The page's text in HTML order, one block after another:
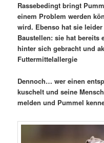
Rassebedingt bringt
einem Problem werden
wird. Ebenso hat sie
Baustellen: sie hat bereits
hinter sich gebracht und
Futtermittelallergie
Dennoch… wer einen
kuschelt und seine
melden und Pummel